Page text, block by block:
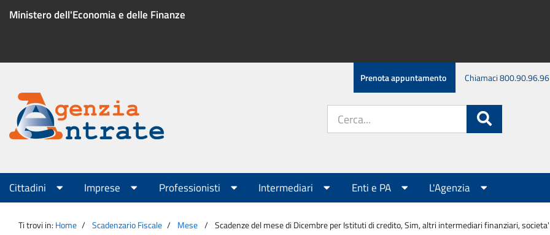
Ministero dell'Economia e delle Finanze
Menu
servizio
Prenota appuntamento Chiamaci 800.90.96.96
Agenzia
Entrate
sito:
Menu
principale
Cittadini Imprese Professionisti Intermediari Enti e PA L'Agenzia
Ti trovi in: Home Scadenzario Fiscale Mese Scadenze del mese di Dicembre per Istituti di credito, Sim, altri intermediari finanziari,